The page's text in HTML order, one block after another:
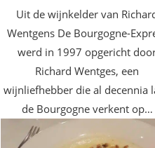
Uit de wijnkelder van
Wentgens De Bourgogne-
werd in 1997 opgericht
Richard Wentges, een
wijnliefhebber die al decennia
de Bourgogne verkent op…